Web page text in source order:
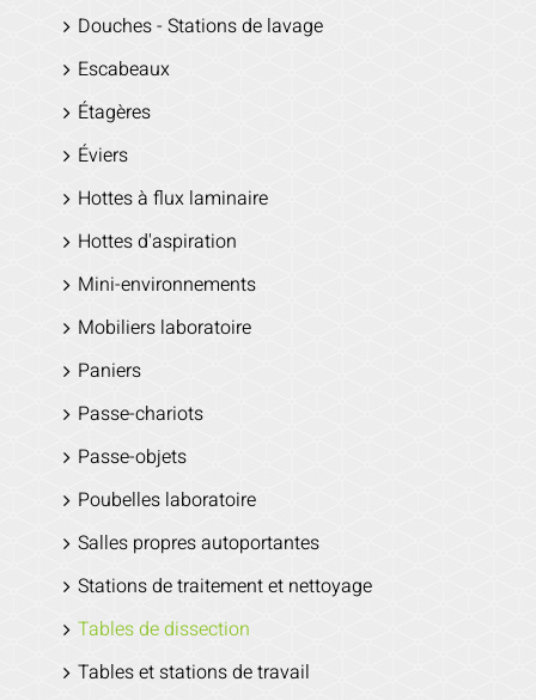
Douches - Stations de lavage
Escabeaux
Étagères
Éviers
Hottes à flux laminaire
Hottes d'aspiration
Mini-environnements
Mobiliers laboratoire
Paniers
Passe-chariots
Passe-objets
Poubelles laboratoire
Salles propres autoportantes
Stations de traitement et nettoyage
Tables de dissection
Tables et stations de travail